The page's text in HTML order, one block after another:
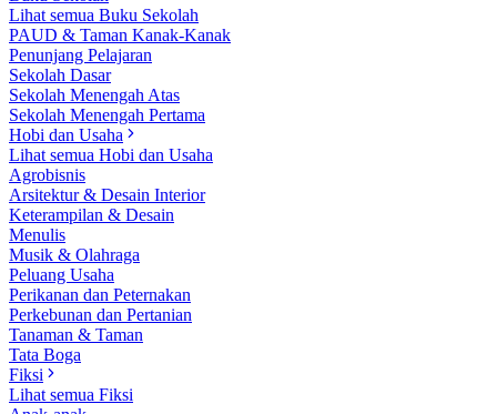
Lihat semua Buku Sekolah
PAUD & Taman Kanak-Kanak
Penunjang Pelajaran
Sekolah Dasar
Sekolah Menengah Atas
Sekolah Menengah Pertama
Hobi dan Usaha
Lihat semua Hobi dan Usaha
Agrobisnis
Arsitektur & Desain Interior
Keterampilan & Desain
Menulis
Musik & Olahraga
Peluang Usaha
Perikanan dan Peternakan
Perkebunan dan Pertanian
Tanaman & Taman
Tata Boga
Fiksi
Lihat semua Fiksi